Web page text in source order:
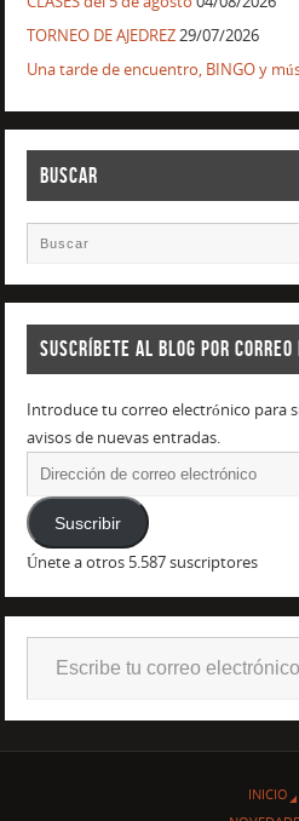
TORNEO DE AJEDREZ29/07/2026
Una tarde de encuentro, BINGO y
BUSCAR
SUSCRÍBETE AL BLOG POR CORREO
Introduce tu correo electrónico para
avisos de nuevas entradas.
Suscribir
Únete a otros 5.587 suscriptores
INICIO